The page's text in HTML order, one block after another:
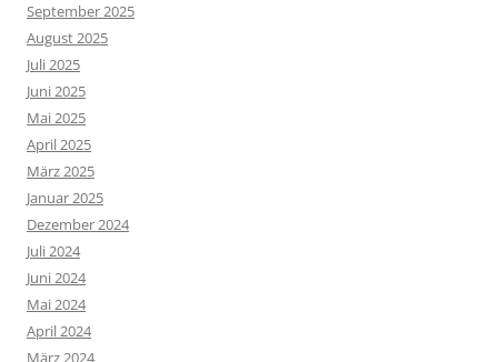
September 2025
August 2025
Juli 2025
Juni 2025
Mai 2025
April 2025
März 2025
Januar 2025
Dezember 2024
Juli 2024
Juni 2024
Mai 2024
April 2024